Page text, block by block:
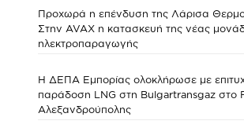
Προχωρά η επένδυση της Λάρισα
Στην AVAX η κατασκευή της νέας
ηλεκτροπαραγωγής
Η ΔΕΠΑ Εμπορίας ολοκλήρωσε με
παράδοση LNG στη Bulgartransgaz στο
Αλεξανδρούπολης